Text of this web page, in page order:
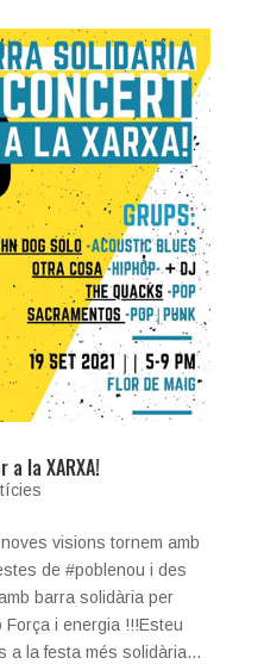
a la XARXA!
visions tornem amb
de #poblenou i des
barra solidària per
Força i energia !!!Esteu
a la festa més solidària...